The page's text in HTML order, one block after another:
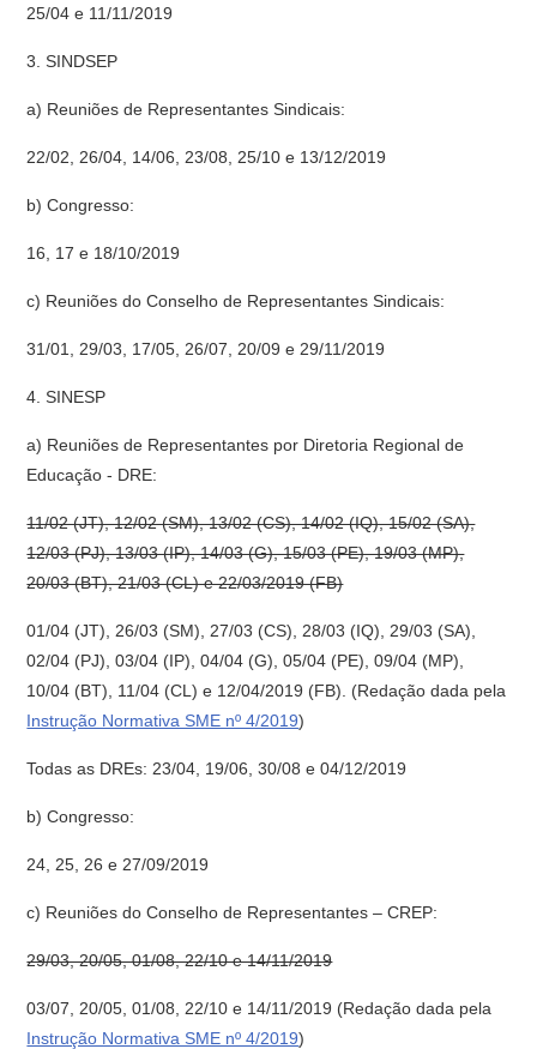
25/04 e 11/11/2019
3. SINDSEP
a) Reuniões de Representantes Sindicais:
22/02, 26/04, 14/06, 23/08, 25/10 e 13/12/2019
b) Congresso:
16, 17 e 18/10/2019
c) Reuniões do Conselho de Representantes Sindicais:
31/01, 29/03, 17/05, 26/07, 20/09 e 29/11/2019
4. SINESP
a) Reuniões de Representantes por Diretoria Regional de
Educação - DRE:
11/02 (JT), 12/02 (SM), 13/02 (CS), 14/02 (IQ), 15/02 (SA),
12/03 (PJ), 13/03 (IP), 14/03 (G), 15/03 (PE), 19/03 (MP),
20/03 (BT), 21/03 (CL) e 22/03/2019 (FB)
01/04 (JT), 26/03 (SM), 27/03 (CS), 28/03 (IQ), 29/03 (SA),
02/04 (PJ), 03/04 (IP), 04/04 (G), 05/04 (PE), 09/04 (MP),
10/04 (BT), 11/04 (CL) e 12/04/2019 (FB). (Redação dada pela
Instrução Normativa SME nº 4/2019)
Todas as DREs: 23/04, 19/06, 30/08 e 04/12/2019
b) Congresso:
24, 25, 26 e 27/09/2019
c) Reuniões do Conselho de Representantes – CREP:
29/03, 20/05, 01/08, 22/10 e 14/11/2019
03/07, 20/05, 01/08, 22/10 e 14/11/2019 (Redação dada pela
Instrução Normativa SME nº 4/2019)